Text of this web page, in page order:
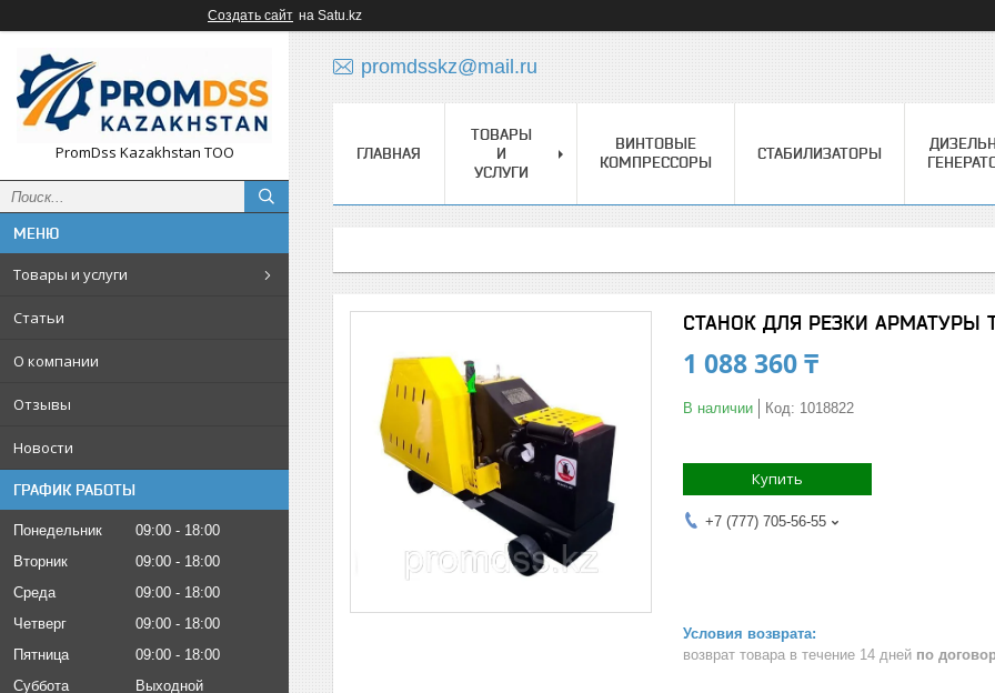
Создать сайт на Satu.kz
PromDss Kazakhstan TOO
Товары и услуги
Статьи
О компании
Отзывы
Новости
ГРАФИК РАБОТЫ
Понедельник 09:00
18:00
Вторник
09:00
18:00
Среда
09:00
18:00
Четверг
09:00
18:00
Пятница
09:00
18:00
Суббота
Выходной
promdsskz@mail.ru
ГЛАВНАЯ
ТОВАРЫ
И
УСЛУГИ
ВИНТОВЫЕ
КОМПРЕССОРЫ
СТАБИЛИЗАТОРЫ
СТАНОК ДЛЯ РЕЗКИ АРМАТУРЫ
1 088 360 ₸
В наличии Код: 1018822
Купить
+7 (777) 705-56-55
возврат товара в течение 14 дней по